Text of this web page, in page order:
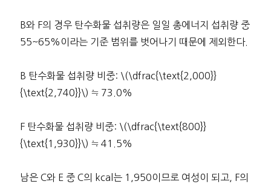
B와 F의 경우 탄수화물 섭취량은 일일 총에너지 섭취량 중
55~65%이라는 기준 범위를 벗어나기 때문에 제외한다.
B 탄수화물 섭취량 비중: \(\dfrac{\text{2,000}}
{\text{2,740}}\) ≒ 73.0%
F 탄수화물 섭취량 비중: \(\dfrac{\text{800}}
{\text{1,930}}\) ≒ 41.5%
남은 C와 E 중 C의 kcal는 1,950이므로 여성이 되고, F의